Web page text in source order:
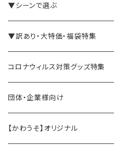
バインダー・メモパッド
手帳・ノート
ペン立て・収納ケース・トレイ
バッグ・かばん
▼シーンで選ぶ
テレワーク・在宅ワーク向け
司会・セミナー講師向け
営業マン向け
事務職の方向け
▼訳あり・大特価・福袋特集
アウトレット商品
福袋・まとめ買い
コロナウィルス対策グッズ特集
団体・企業様向け
【かわうそ】オリジナル